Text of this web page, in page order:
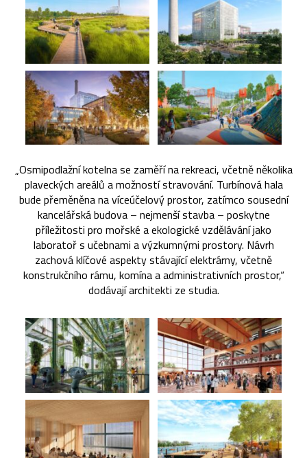
„Osmipodlažní kotelna se zaměří na rekreaci, včetně několika
plaveckých areálů a možností stravování. Turbínová hala
bude přeměněna na víceúčelový prostor, zatímco sousední
kancelářská budova – nejmenší stavba – poskytne
příležitosti pro mořské a ekologické vzdělávání jako
laboratoř s učebnami a výzkumnými prostory. Návrh
zachová klíčové aspekty stávající elektrárny, včetně
konstrukčního rámu, komína a administrativních prostor,“
dodávají architekti ze studia.